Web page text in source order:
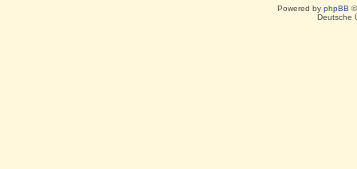
Powered by phpBB
Deutsche